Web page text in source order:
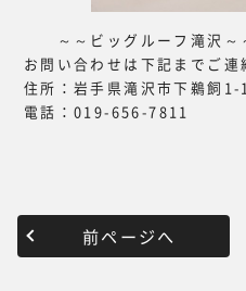
～～ビッグルーフ滝沢～
お問い合わせは下記までご連
住所：岩手県滝沢市下鵜飼1-
電話：019-656-7811
前ページへ